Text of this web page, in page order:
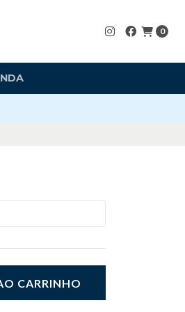
0
CARRINHO